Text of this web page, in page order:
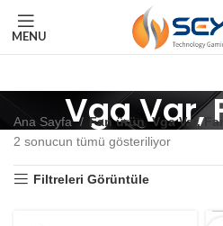
MENU
Vga Var,
Ana Sayfa Fan ürün Vga Var,
2 sonucun tümü gösteriliyor
Filtreleri Görüntüle